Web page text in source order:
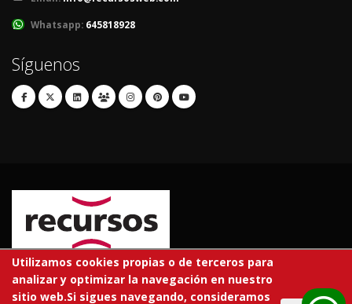
Whatsapp: 645818928
Síguenos
© 2026 RECURSOS EDUCATIVOS S.L.
Utilizamos cookies propias o de terceros para
analizar y optimizar la navegación en nuestro
sitio web.Si sigues navegando, consideramos